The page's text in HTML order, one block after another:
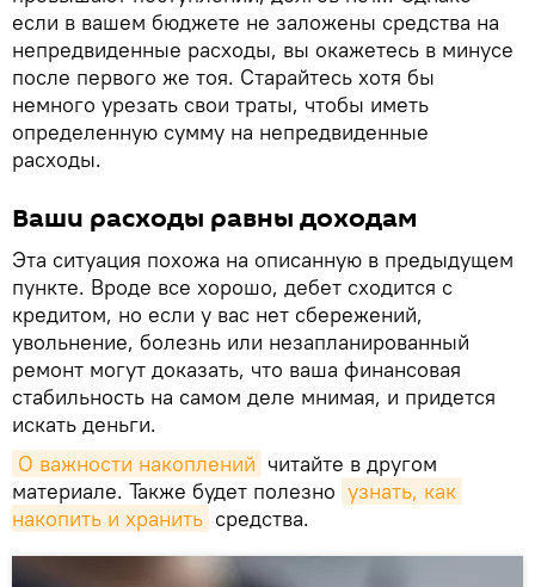
если в вашем бюджете не заложены средства на
непредвиденные расходы, вы окажетесь в минусе
после первого же тоя. Старайтесь хотя бы
немного урезать свои траты, чтобы иметь
определенную сумму на непредвиденные
расходы.
Ваши расходы равны доходам
Эта ситуация похожа на описанную в предыдущем
пункте. Вроде все хорошо, дебет сходится с
кредитом, но если у вас нет сбережений,
увольнение, болезнь или незапланированный
ремонт могут доказать, что ваша финансовая
стабильность на самом деле мнимая, и придется
искать деньги.
О важности накоплений читайте в другом
материале. Также будет полезно узнать, как
накопить и хранить средства.